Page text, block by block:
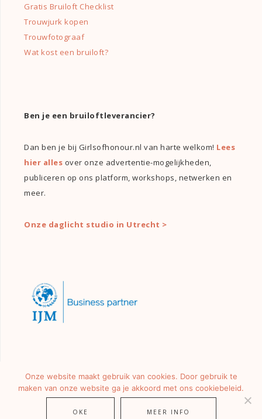
Gratis Bruiloft Checklist
Trouwjurk kopen
Trouwfotograaf
Wat kost een bruiloft?
Ben je een bruiloftleverancier?
Dan ben je bij Girlsofhonour.nl van harte welkom! Lees
hier alles over onze advertentie-mogelijkheden,
publiceren op ons platform, workshops, netwerken en
meer.
Onze daglicht studio in Utrecht >
Onze website maakt gebruik van cookies. Door gebruik te
maken van onze website ga je akkoord met ons cookiebeleid.
OKE MEER INFO